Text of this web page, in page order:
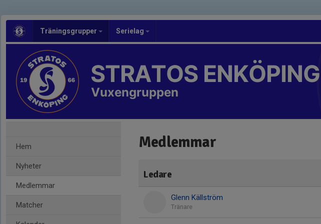
Träningsgrupper Serielag
STRATOS
Vuxengruppen
Hem
Nyheter
Medlemmar
Matcher
Medlemmar
Ledare
Glenn Källström
Tränare